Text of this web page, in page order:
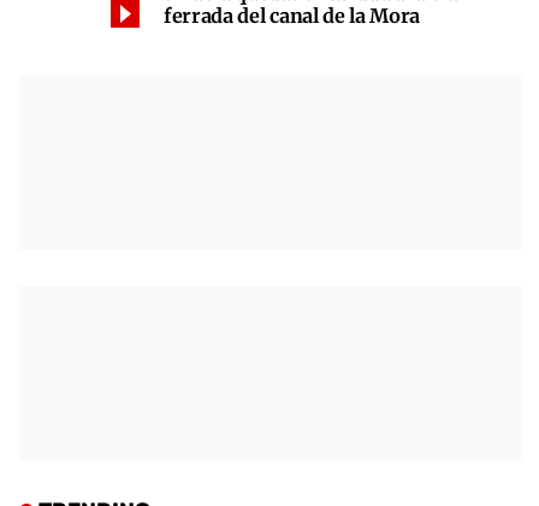
ferrada del canal de la Mora